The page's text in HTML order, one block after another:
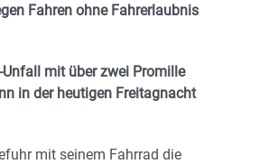
Fahren ohne Fahrerlaubnis
Unfall mit über zwei Promille
in der heutigen Freitagnacht
mit seinem Fahrrad die